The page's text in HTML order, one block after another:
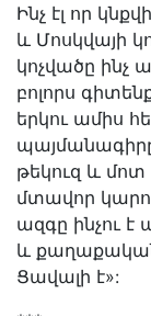
Ինչ էլ որ
և Մոսկվայի
կոչվածը ինչ
բոլորս
երկու ամիս
թեկուզ և մոտ
մտավոր
ազգը ինչու
և քաղաքական
Ցավալի է»: